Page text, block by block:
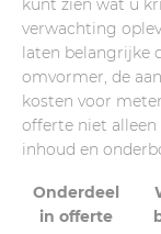
kunt zien wat u
verwachting
laten belangrijke
omvormer, de
kosten voor
offerte niet
inhoud en
Onderdeel
in offerte